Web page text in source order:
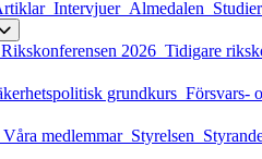
Intervjuer Almedalen
Rikskonferensen 2026 Tidigare
grundkurs Försvars-
Våra medlemmar Styrelsen